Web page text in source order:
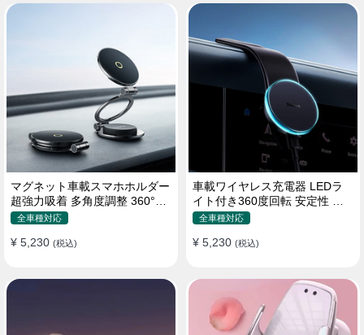
マグネット車載スマホホルダー
超強力吸着 多角度調整 360°回
転な台座 車用ホルダー 折りた
全機種対応
全車種対応
¥ 5,230 (税込)
車載ワイヤレス充電器 LEDラ
イト付き360度回転 安定性 粘
着ゲル吸盤＆エアコン吹き出し
イヤレス充電 スマホホルダー
全車種対応
¥ 5,230 (税込)